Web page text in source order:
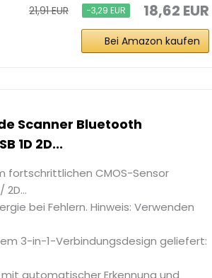
21,91 EUR −3,29 EUR 18,62 EUR
Bei Amazon kaufen
Scanner Bluetooth
1D 2D...
fortschrittlichen CMOS-Sensor
bei Fehlern. Hinweis: Verwenden
3-in-1-Verbindungsdesign geliefert:
automatischer Erkennung und